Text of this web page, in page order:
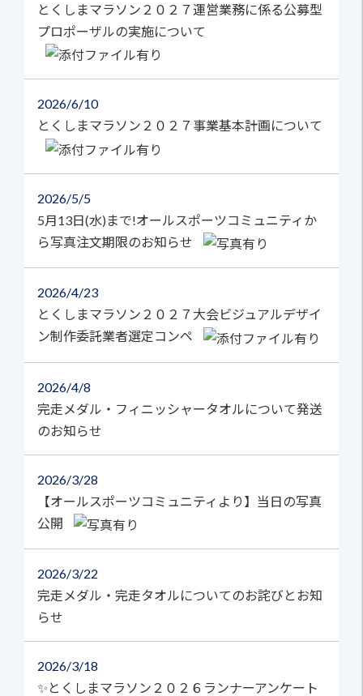
とくしまマラソン２０２７運営業務に係る公募型
プロポーザルの実施について
2026 6/10
とくしまマラソン２０２７事業基本計画について
2026 5/5
5月13日(水)まで!オールスポーツコミュニティか
ら写真注文期限のお知らせ
2026 4/23
とくしまマラソン２０２７大会ビジュアルデザイ
ン制作委託業者選定コンペ
2026 4/8
完走メダル・フィニッシャータオルについて発送
のお知らせ
2026 3/28
【オールスポーツコミュニティより】当日の写真
公開
2026 3/22
完走メダル・完走タオルについてのお詫びとお知
らせ
2026 3/18
✨とくしまマラソン２０２６ランナーアンケート